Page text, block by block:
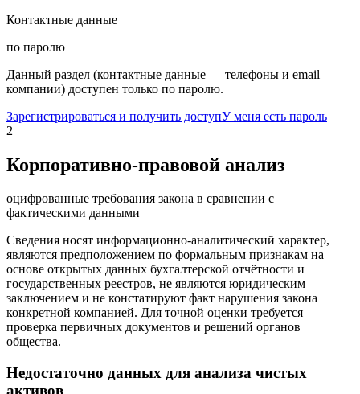
Контактные данные
по паролю
Данный раздел (контактные данные — телефоны и email
компании) доступен только по паролю.
Зарегистрироваться и получить доступУ меня есть пароль
2
Корпоративно-правовой анализ
оцифрованные требования закона в сравнении с
фактическими данными
Сведения носят информационно-аналитический характер,
являются предположением по формальным признакам на
основе открытых данных бухгалтерской отчётности и
государственных реестров, не являются юридическим
заключением и не констатируют факт нарушения закона
конкретной компанией. Для точной оценки требуется
проверка первичных документов и решений органов
общества.
Недостаточно данных для анализа чистых
активов